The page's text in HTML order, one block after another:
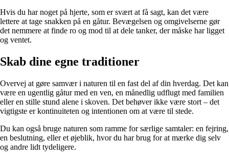
Hvis du har noget på hjerte, som er svært at få sagt, kan det være
lettere at tage snakken på en gåtur. Bevægelsen og omgivelserne gør
det nemmere at finde ro og mod til at dele tanker, der måske har ligget
og ventet.
Skab dine egne traditioner
Overvej at gøre samvær i naturen til en fast del af din hverdag. Det kan
være en ugentlig gåtur med en ven, en månedlig udflugt med familien
eller en stille stund alene i skoven. Det behøver ikke være stort – det
vigtigste er kontinuiteten og intentionen om at være til stede.
Du kan også bruge naturen som ramme for særlige samtaler: en fejring,
en beslutning, eller et øjeblik, hvor du har brug for at mærke dig selv
og andre lidt tydeligere.